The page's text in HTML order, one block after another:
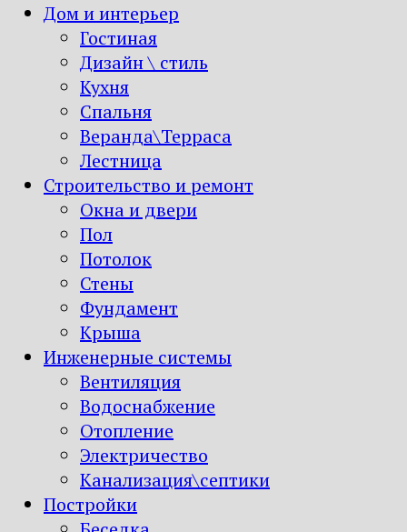
Дом и интерьер
Гостиная
Дизайн \ стиль
Кухня
Спальня
Веранда\Терраса
Лестница
Строительство и ремонт
Окна и двери
Пол
Потолок
Стены
Фундамент
Крыша
Инженерные системы
Вентиляция
Водоснабжение
Отопление
Электричество
Канализация\септики
Постройки